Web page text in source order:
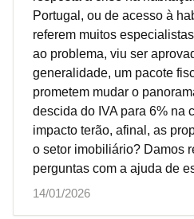
Portugal, ou de acesso à
referem muitos
ao problema, viu ser
generalidade, um pacote
prometem mudar o
descida do IVA para 6% na
impacto terão, afinal, as
o setor imobiliário? Damos
perguntas com a ajuda de
14/01/2026